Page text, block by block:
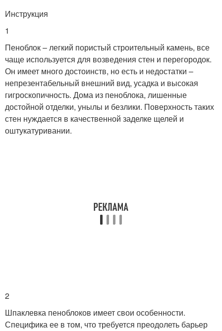
Инструкция
1
Пеноблок – легкий пористый строительный камень, все
чаще используется для возведения стен и перегородок.
Он имеет много достоинств, но есть и недостатки –
непрезентабельный внешний вид, усадка и высокая
гигроскопичность. Дома из пеноблока, лишенные
достойной отделки, унылы и безлики. Поверхность таких
стен нуждается в качественной заделке щелей и
оштукатуривании.
2
Шпаклевка пеноблоков имеет свои особенности.
Специфика ее в том, что требуется преодолеть барьер